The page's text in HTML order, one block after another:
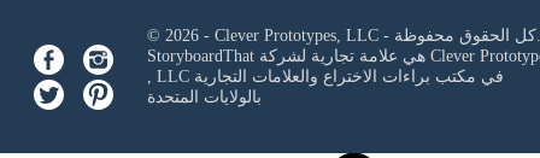
© 2026 - Clever Prototypes, LLC - كل الحقوق محفوظة.
StoryboardThat هي علامة تجارية لشركة Clever
, LLCفي مكتب براءات الاختراع والعلامات التجارية
بالولايات المتحدة